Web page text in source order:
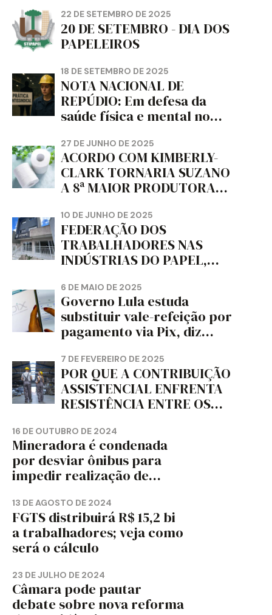
22 DE SETEMBRO DE 2025
20 DE SETEMBRO - DIA DOS
PAPELEIROS
18 DE SETEMBRO DE 2025
NOTA NACIONAL DE
REPÚDIO: Em defesa da
saúde física e mental no
da dignidade sindical.
27 DE JUNHO DE 2025
ACORDO COM KIMBERLY-
CLARK TORNARIA SUZANO
A 8ª MAIOR PRODUTORA
MUNDO, DIZ FITCH
10 DE JUNHO DE 2025
FEDERAÇÃO DOS
TRABALHADORES NAS
INDÚSTRIAS DO PAPEL,
CORTIÇA E ARTEFATOS DE
PAPEL DO ESTADO DO
PARANÁ – FETRAPEL-PR
6 DE MAIO DE 2025
Governo Lula estuda
substituir vale-refeição por
pagamento via Pix, diz
7 DE FEVEREIRO DE 2025
POR QUE A CONTRIBUIÇÃO
ASSISTENCIAL ENFRENTA
RESISTÊNCIA ENTRE OS
16 DE OUTUBRO DE 2024
Mineradora é condenada
por desviar ônibus para
impedir realização de
13 DE AGOSTO DE 2024
FGTS distribuirá R$ 15,2 bi
a trabalhadores; veja como
será o cálculo
23 DE JULHO DE 2024
Câmara pode pautar
debate sobre nova reforma